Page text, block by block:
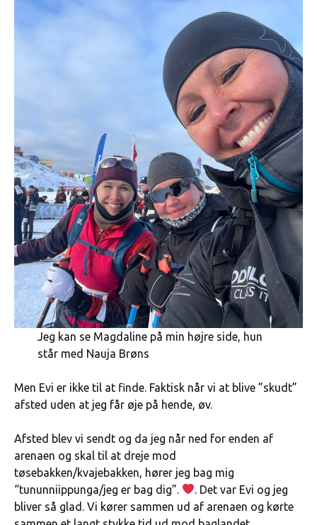
Jeg kan se Magdaline på min højre side, hun
står med Nauja Brøns
Men Evi er ikke til at finde. Faktisk når vi at blive ”skudt”
afsted uden at jeg får øje på hende, øv.
Afsted blev vi sendt og da jeg når ned for enden af
arenaen og skal til at dreje mod
tøsebakken/kvajebakken, hører jeg bag mig
“tununniippunga/jeg er bag dig”.
. Det var Evi og jeg
bliver så glad. Vi kører sammen ud af arenaen og kørte